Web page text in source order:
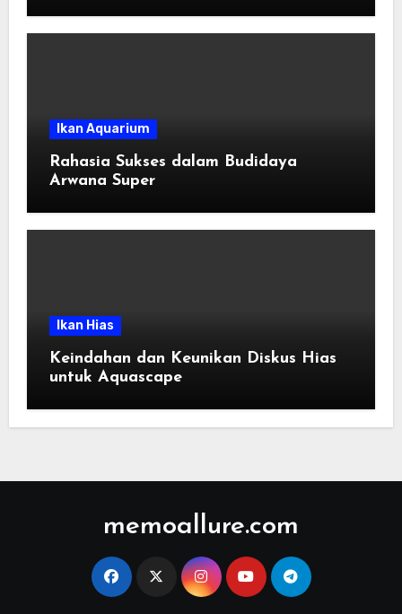
Ikan Aquarium
Rahasia Sukses dalam Budidaya
Arwana Super
Ikan Hias
Keindahan dan Keunikan Diskus Hias
untuk Aquascape
memoallure.com